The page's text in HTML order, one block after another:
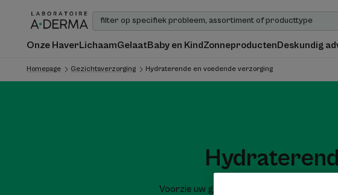
Onze HaverLichaamGelaatBaby en KindZonneproductenDeskundig
Homepage Gezichtsverzorging Hydraterende en voedende verzorging
Voorzie uw gevoelige gezichtshuid